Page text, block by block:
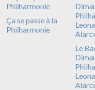
Ça se passe à la
Philharmonie
Le